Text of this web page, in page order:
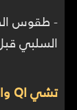
السلبي
تشي QI والرغبة الجنسية: تحويل الطاقة إلى وعي